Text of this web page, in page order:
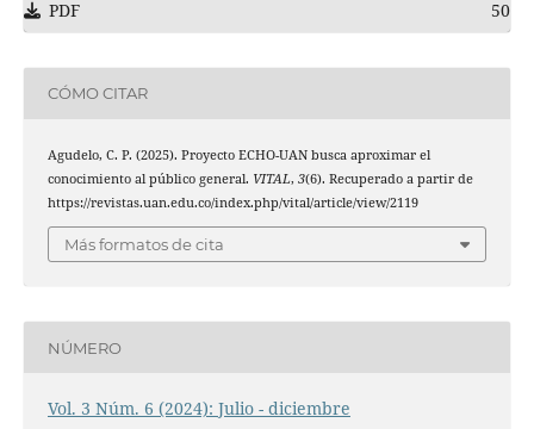
PDF
50
CÓMO CITAR
Agudelo, C. P. (2025). Proyecto ECHO-UAN busca aproximar el
conocimiento al público general. VITAL, 3(6). Recuperado a partir de
https://revistas.uan.edu.co/index.php/vital/article/view/2119
Más formatos de cita
NÚMERO
Vol. 3 Núm. 6 (2024): Julio - diciembre